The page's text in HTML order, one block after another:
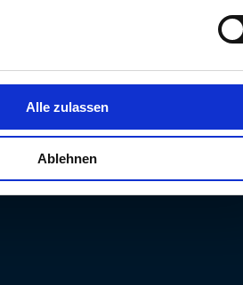
Alle zulassen
Ablehnen
Sprache wählen
Deutsch